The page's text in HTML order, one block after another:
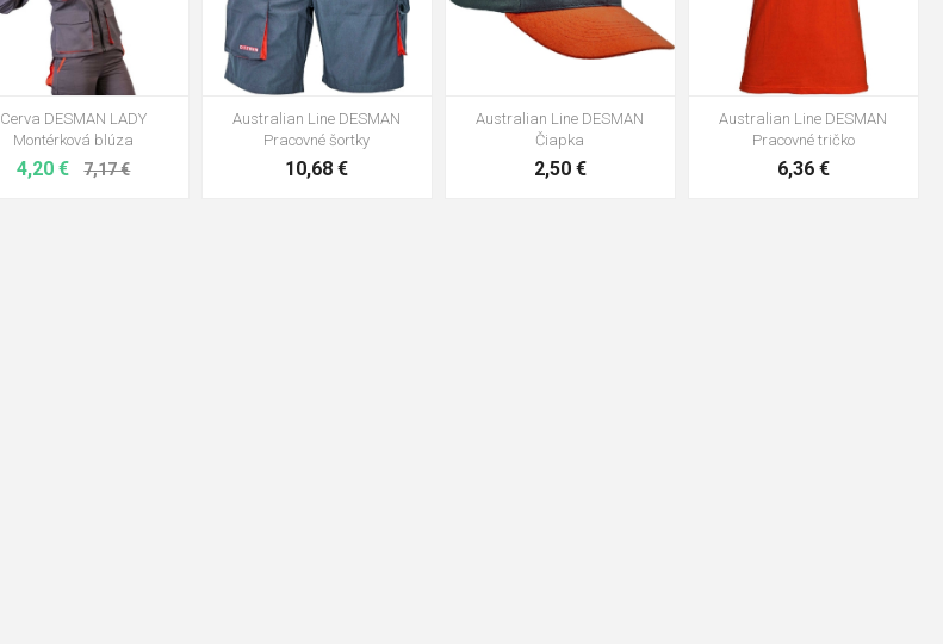
Cerva DESMAN LADY
Montérková blúza
4,20 € 7,17 €
Australian Line DESMAN
Pracovné šortky
10,68 €
Australian Line DESMAN
Čiapka
2,50 €
Australian Line DESMAN
Pracovné tričko
6,36 €